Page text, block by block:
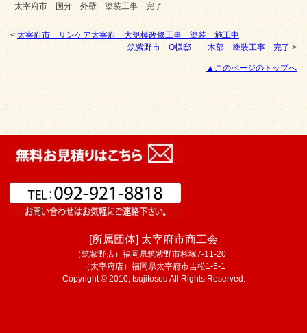
太宰府市 国分 外壁 塗装工事 完了
< 太宰府市 サンケア太宰府 大規模改修工事 塗装 施工中
筑紫野市 O様邸 木部 塗装工事 完了 >
▲このページのトップへ
[所属団体] 太宰府市商工会
（筑紫野店）福岡県筑紫野市杉塚7-11-20
（太宰府店）福岡県太宰府市吉松1-5-1
Copyright © 2010, tsujitosou All Rights Reserved.